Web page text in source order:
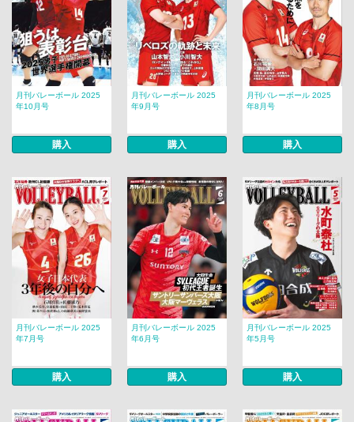
月刊バレーボール 2025
年10月号
購入
月刊バレーボール 2025
年9月号
購入
月刊バレーボール 2025
年8月号
購入
月刊バレーボール 2025
年7月号
購入
月刊バレーボール 2025
年6月号
購入
月刊バレーボール 2025
年5月号
購入